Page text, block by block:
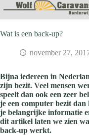
Wat is een back-up?
november 27,
Bijna iedereen in
zijn bezit. Veel mensen
speelt dan ook een zeer
je een computer bezit dan
je belangrijke informatie
dit artikel laten we zien
back-up werkt.